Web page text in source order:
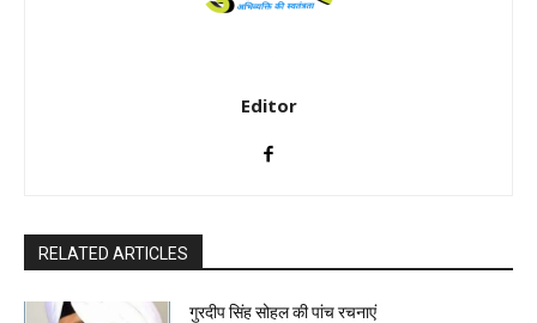
Editor
RELATED ARTICLES
गुरदीप सिंह सोहल की पांच रचनाएं